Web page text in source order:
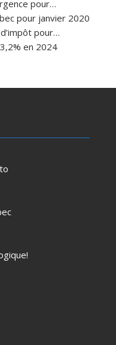
pour…
pour janvier 2020
pour…
en 2024